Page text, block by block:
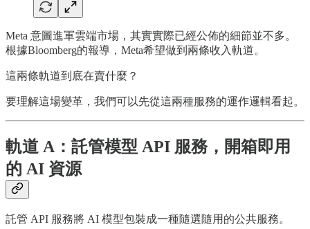
Meta 意圖進軍雲端市場，其實實際已經公佈的細節並不多。
根據Bloomberg的報導，Meta希望做到兩條收入軌道。
這兩條軌道到底在賣什麼？
要理解這場變革，我們可以先從這兩種服務的運作邏輯看起。
軌道 A：託管模型 API 服務，開箱即用
的 AI 資源
託管 API 服務將 AI 模型包裝成一種隨選隨用的公共服務。